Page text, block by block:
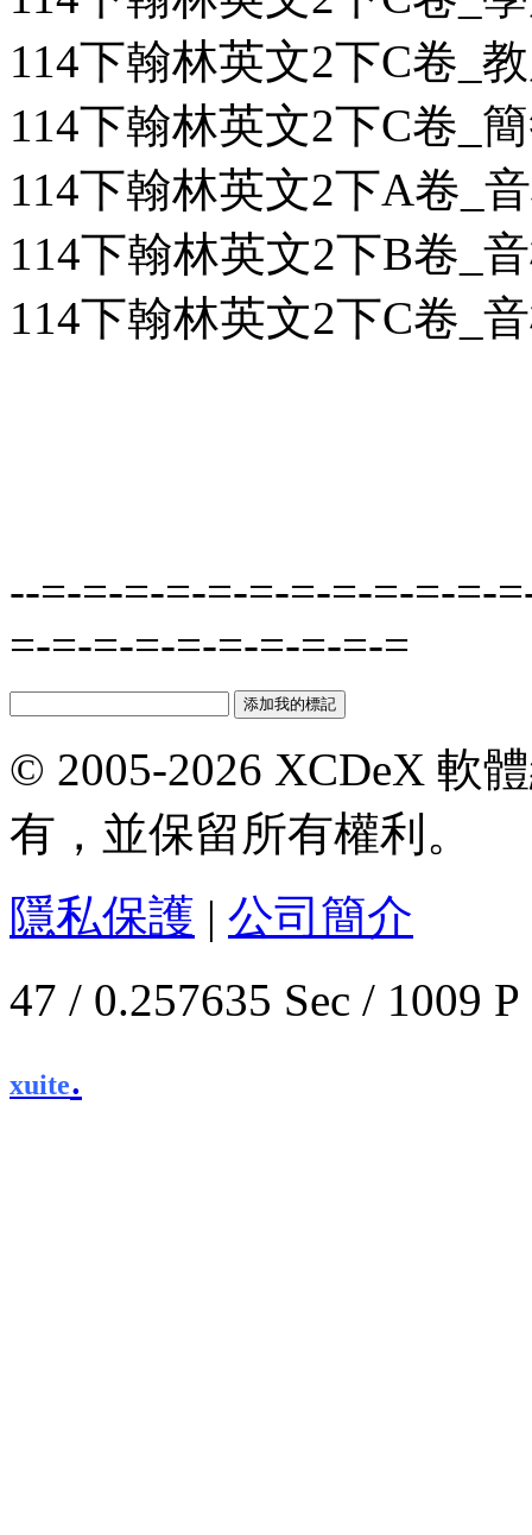
114下翰林英文2下C卷_
114下翰林英文2下C卷_
114下翰林英文2下A卷_
114下翰林英文2下B卷_
114下翰林英文2下C卷_
--=-=-=-=-=-=-=-=-=-=-=-
=-=-=-=-=-=-=-=-=-=
© 2005-2026 XCDeX 軟
有，並保留所有權利。
隱私保護 | 公司簡介
47 / 0.257635 Sec / 1009
xuite.